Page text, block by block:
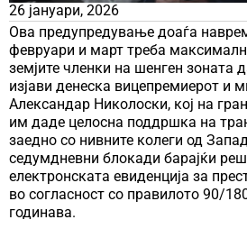
26 јануари, 2026
Ова предупредување доаѓа
февруари и март треба
земјите членки на шенген зоната
изјави денеска вицепремиерот и
Александар Николоски, кој на
им даде целосна поддршка на
заедно со нивните колеги од
седумдневни блокади барајќи
електронската евиденција за
во согласност со правилото 90/
годинава.